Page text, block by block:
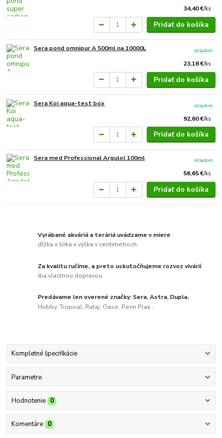
34,40 €/ks
Pridať do košíka
Sera pond omnipur A 500ml na 10000L
23,18 €/ks
skladom
Pridať do košíka
Sera Koi aqua-test box
92,60 €/ks
skladom
Pridať do košíka
Sera med Professional Argulol 100ml
56,65 €/ks
skladom
Pridať do košíka
Vyrábané akváriá a teráriá uvádzame v miere
dĺžka x šírka x výška v centimetroch.
Za kvalitu ručíme, a preto uskutočňujeme rozvoz vivárií
iba vlastnou dopravou.
Predávame len overené značky: Sera, Astra, Dupla,
Hobby, Tropical, Rataj, Oase, Penn Plax...
Kompletné špecifikácie
Parametre
Hodnotenie 0
Komentáre 0